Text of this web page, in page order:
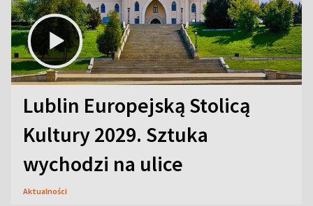
Lublin Europejską Stolicą
Kultury 2029. Sztuka
wychodzi na ulice
Aktualności